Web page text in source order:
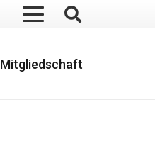
Mitgliedschaft